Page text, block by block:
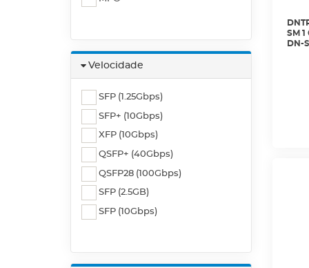
Velocidade
SFP (1.25Gbps)
SFP+ (10Gbps)
XFP (10Gbps)
QSFP+ (40Gbps)
QSFP28 (100Gbps)
SFP (2.5GB)
SFP (10Gbps)
SM 1
DN-